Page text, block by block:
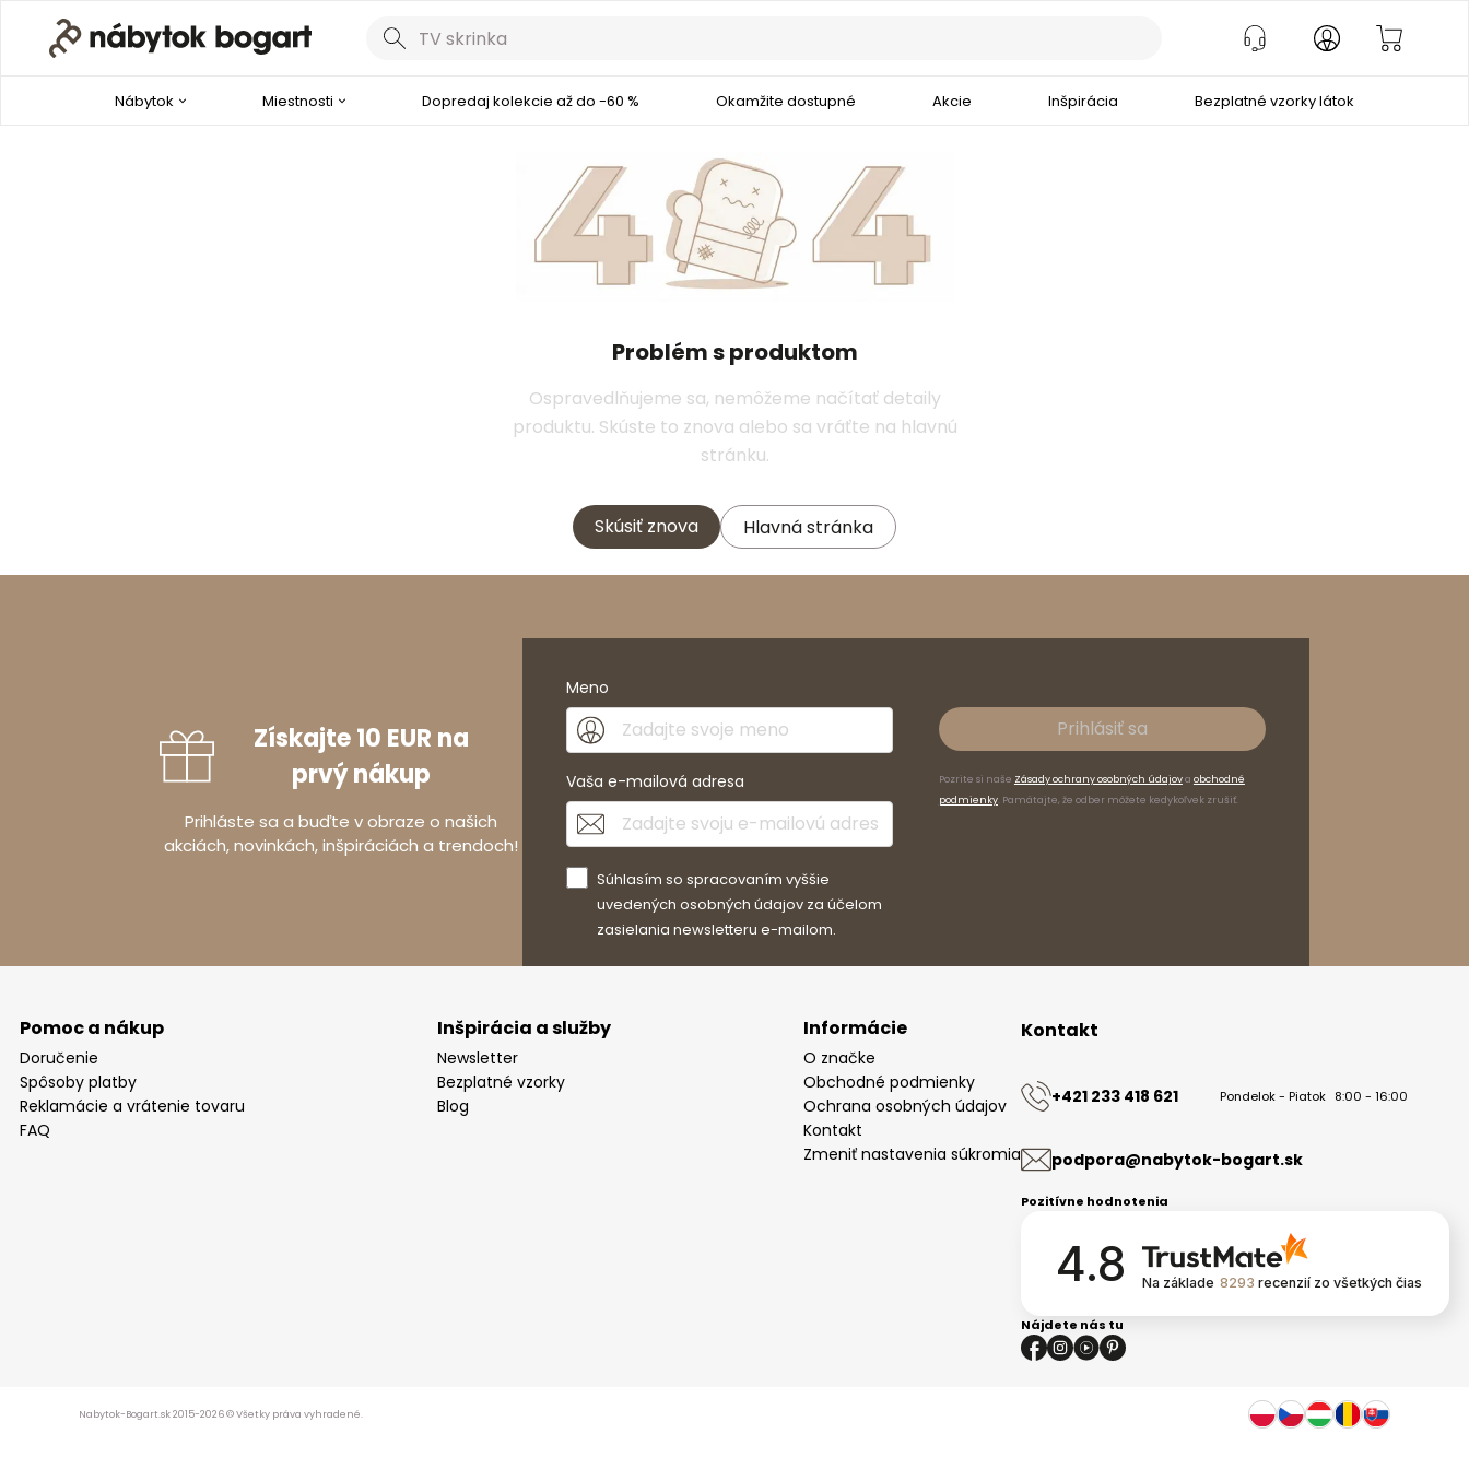
Nábytok Miestnosti Dopredaj kolekcie až do -60 % Okamžite dostupné Akcie Inšpirácia Bezplatné vzorky látok
Problém s produktom
Ospravedlňujeme sa, nemôžeme načítať detaily
produktu. Skúste to znova alebo sa vráťte na hlavnú
stránku.
Skúsiť znova Hlavná stránka
Získajte 10 EUR na
prvý nákup
Prihláste sa a buďte v obraze o našich
akciách, novinkách, inšpiráciách a trendoch!
Meno
Vaša e-mailová adresa
Súhlasím so spracovaním vyššie
uvedených osobných údajov za účelom
zasielania newsletteru e-mailom.
Prihlásiť sa
Pozrite si naše Zásady ochrany osobných údajova obchodné
podmienky. Pamätajte, že odber môžete kedykoľvek zrušiť.
Pomoc a nákup
Doručenie
Spôsoby platby
Reklamácie a vrátenie tovaru
FAQ
Inšpirácia a služby
Newsletter
Bezplatné vzorky
Blog
Informácie
O značke
Obchodné podmienky
Ochrana osobných údajov
Kontakt
Zmeniť nastavenia súkromia
Kontakt
+421 233 418 621 Pondelok - Piatok 8:00 - 16:00
podpora@nabytok-bogart.sk
Pozitívne hodnotenia
4.8 Na základe 8293 recenzií zo všetkých čias
Nájdete nás tu
Nabytok-Bogart.sk 2015-2026 © Všetky práva vyhradené.